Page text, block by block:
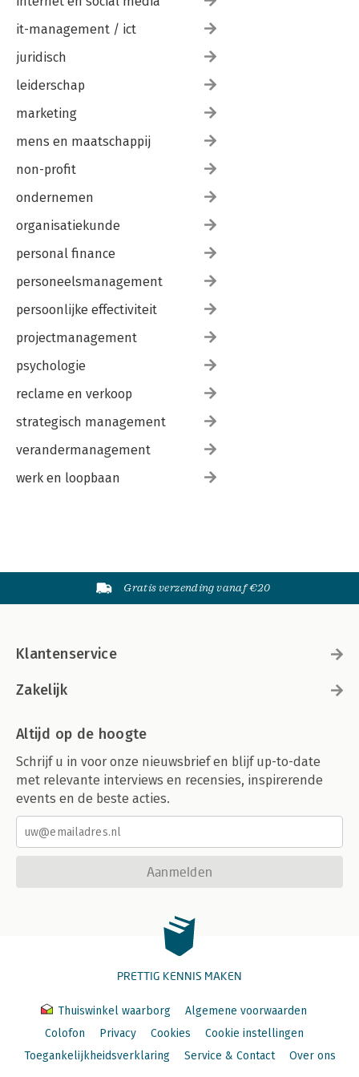
it-management / ict
juridisch
leiderschap
marketing
mens en maatschappij
non-profit
ondernemen
organisatiekunde
personal finance
personeelsmanagement
persoonlijke effectiviteit
projectmanagement
psychologie
reclame en verkoop
strategisch management
verandermanagement
werk en loopbaan
Gratis verzending vanaf €20
Klantenservice
Zakelijk
Altijd op de hoogte
Schrijf u in voor onze nieuwsbrief en blijf up-to-date
met relevante interviews en recensies, inspirerende
events en de beste acties.
Aanmelden
PRETTIG KENNIS MAKEN
Thuiswinkel waarborg
Algemene voorwaarden
Colofon
Privacy Cookies
Cookie instellingen
Toegankelijkheidsverklaring
Service & Contact Over ons